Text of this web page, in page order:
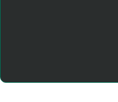
Розсувні двері київ